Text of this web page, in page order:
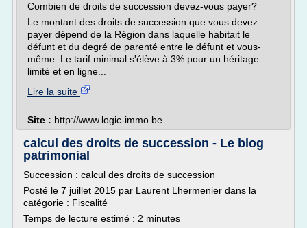
Combien de droits de succession devez-vous payer?
Le montant des droits de succession que vous devez
payer dépend de la Région dans laquelle habitait le
défunt et du degré de parenté entre le défunt et vous-
même. Le tarif minimal s'élève à 3% pour un héritage
limité et en ligne...
Lire la suite
Site : http://www.logic-immo.be
calcul des droits de succession - Le blog
patrimonial
Succession : calcul des droits de succession
Posté le 7 juillet 2015 par Laurent Lhermenier dans la
catégorie : Fiscalité
Temps de lecture estimé : 2 minutes